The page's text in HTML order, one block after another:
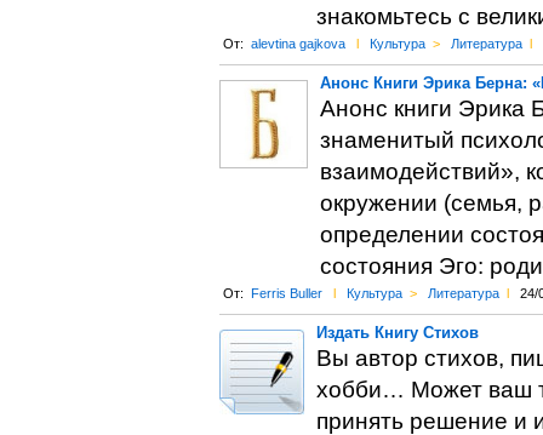
знакомьтесь с
От: alevtina gajkova l Культура > Литература l
Анонс Книги Эрика Берна:
Анонс книги Эрика
знаменитый
взаимодействий»,
окружении (семья,
определении
состояния Эго:
От: Ferris Buller l Культура > Литература l 24/
Издать Книгу Стихов
Вы автор стихов,
хобби… Может ваш
принять решение и